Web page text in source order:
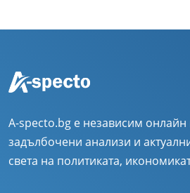
A-specto.bg е независим онлайн
задълбочени анализи и
света на политиката,